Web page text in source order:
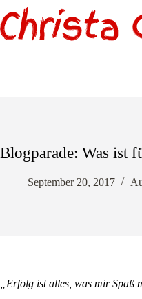
Inhalt
springen
Blogparade: Was ist
September 20, 2017
„Erfolg ist alles, was mir Spaß